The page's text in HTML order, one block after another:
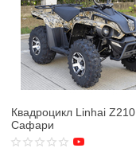
Квадроцикл Linhai Z210
Сафари